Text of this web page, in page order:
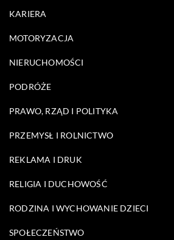
KARIERA
MOTORYZACJA
NIERUCHOMOŚCI
PODRÓŻE
PRAWO, RZĄD I POLITYKA
PRZEMYSŁ I ROLNICTWO
REKLAMA I DRUK
RELIGIA I DUCHOWOŚĆ
RODZINA I WYCHOWANIE DZIECI
SPOŁECZEŃSTWO